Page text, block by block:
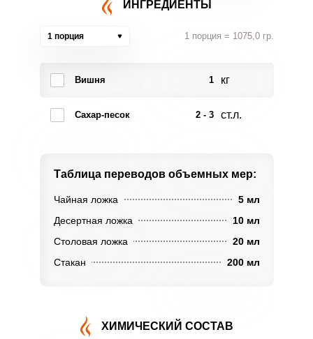
ИНГРЕДИЕНТЫ
1 порция 1 порция = 1075,0 гр.
Вишня 1 кг
Сахар-песок 2 - 3 ст.л.
Таблица переводов объемных мер:
Чайная ложка
5 мл
Десертная ложка
10 мл
Столовая ложка
20 мл
Стакан
200 мл
ХИМИЧЕСКИЙ СОСТАВ